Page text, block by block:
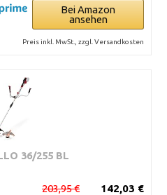
Bei Amazon
ansehen
Preis inkl. MwSt., zzgl. Versandkosten
36/255 BL
142,03 €
203,95 €